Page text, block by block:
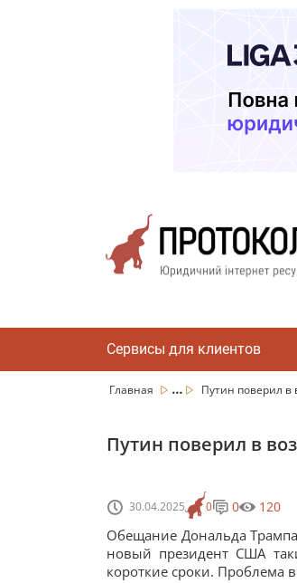
Сервисы для клиентов
Главная ... Путин поверил в
Путин поверил в
30.04.2025 0 0 120
Обещание Дональда
новый президент США
короткие сроки. Проблема